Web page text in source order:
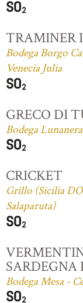
TRAMINER
Bodega Borgo
Venecia Julia
GRECO DI
Bodega
CRICKET
Grillo (Sicilia
Salaparuta)
SARDEGNA
Bodega Mesa -